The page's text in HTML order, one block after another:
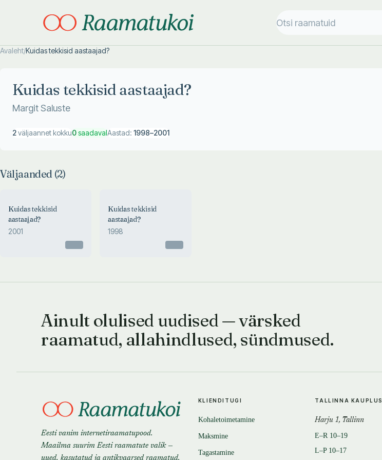
Avaleht/Kuidas tekkisid aastaajad?
Kuidas tekkisid aastaajad?
Margit Saluste
2väljaannet kokku0saadavalAastad: 1998–2001
Väljaanded (2)
Kuidas tekkisid
aastaajad?
2001
Kuidas tekkisid
aastaajad?
1998
Ainult olulised uudised — värsked
raamatud, allahindlused, sündmused.
Eesti vanim internetiraamatupood.
Maailma suurim Eesti raamatute valik —
uued, kasutatud ja antikvaarsed raamatud.
KLIENDITUGI
Kohaletoimetamine
Maksmine
Tagastamine
TALLINNA KAUPLUS
Harju 1, Tallinn
E–R 10–19
L–P 10–17